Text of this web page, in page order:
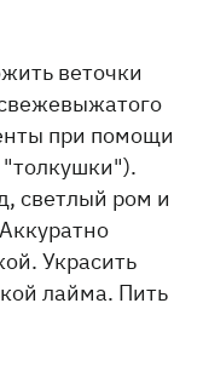
веточки
при помощи
светлый ром и
Украсить
лайма. Пить